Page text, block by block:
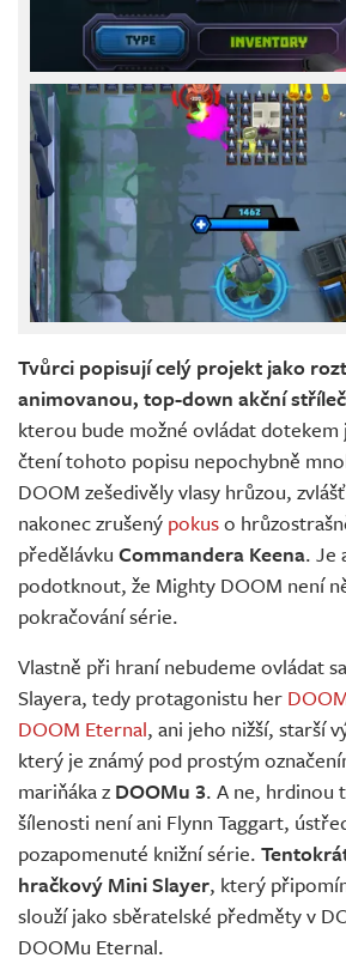
Tvůrci popisují celý projekt jako
animovanou, top-down akční
kterou bude možné ovládat
čtení tohoto popisu nepochybně
DOOM zešedivěly vlasy hrůzou,
nakonec zrušený pokuso
předělávku Commandera Keena. Je
podotknout, že Mighty DOOM není
pokračování série.
Vlastně při hraní nebudeme ovládat
Slayera, tedy protagonistu her
DOOM Eternal, ani jeho nižší, starší
který je známý pod prostým
mariňáka z DOOMu 3. A ne, hrdinou
šílenosti není ani Flynn Taggart,
pozapomenuté knižní série.
hračkový Mini Slayer, který
slouží jako sběratelské předměty v
DOOMu Eternal.